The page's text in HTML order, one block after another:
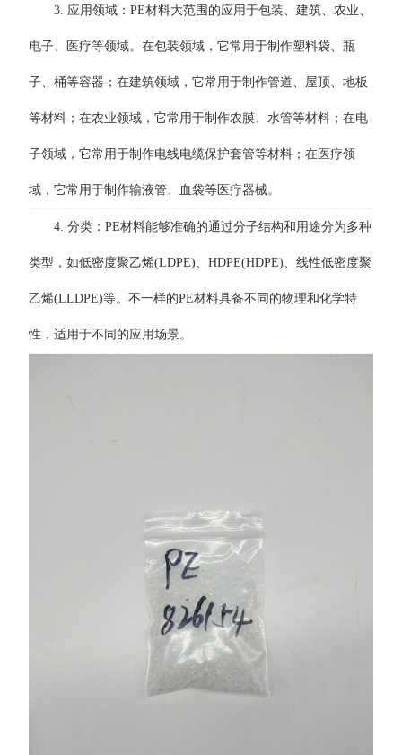
3. 应用领域：PE材料大范围的应用于包装、建筑、农业、
电子、医疗等领域。在包装领域，它常用于制作塑料袋、瓶
子、桶等容器；在建筑领域，它常用于制作管道、屋顶、地板
等材料；在农业领域，它常用于制作农膜、水管等材料；在电
子领域，它常用于制作电线电缆保护套管等材料；在医疗领
域，它常用于制作输液管、血袋等医疗器械。
4. 分类：PE材料能够准确的通过分子结构和用途分为多种
类型，如低密度聚乙烯(LDPE)、HDPE(HDPE)、线性低密度聚
乙烯(LLDPE)等。不一样的PE材料具备不同的物理和化学特
性，适用于不同的应用场景。